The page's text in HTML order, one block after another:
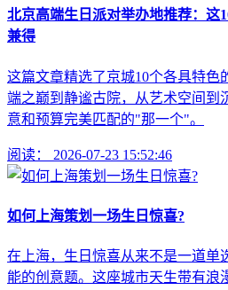
北京高端生日派对举办地推荐：这
兼得
这篇文章精选了京城10个各具特色
端之巅到静谧古院，从艺术空间到
意和预算完美匹配的"那一个"。
阅读： 2026-07-23 15:52:46
如何上海策划一场生日惊喜?
在上海，生日惊喜从来不是一道单
能的创意题。这座城市天生带有浪